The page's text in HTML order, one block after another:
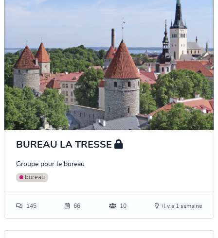
BUREAU LA TRESSE
Groupe pour le bureau
bureau
145 66 10 il y a 1 semaine